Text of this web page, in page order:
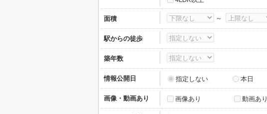
面積 ～
駅からの徒歩
築年数
情報公開日 指定しない 本日
画像・動画あり 画像あり 動画あり